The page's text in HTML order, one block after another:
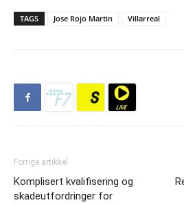
TAGS Jose Rojo Martin Villarreal
Forrige artikkel
Komplisert kvalifisering og
skadeutfordringer for